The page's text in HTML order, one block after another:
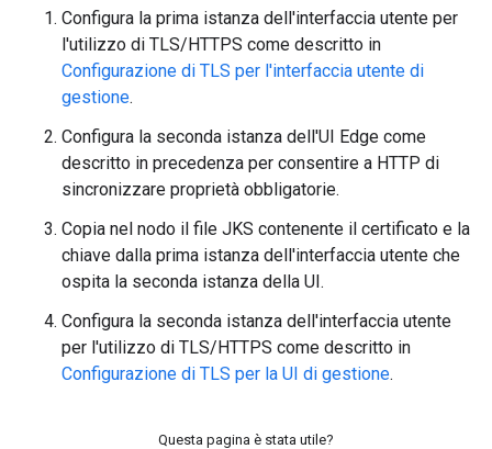
Configura la prima istanza dell'interfaccia utente per
l'utilizzo di TLS/HTTPS come descritto in
Configurazione di TLS per l'interfaccia utente di
gestione.
Configura la seconda istanza dell'UI Edge come
descritto in precedenza per consentire a HTTP di
sincronizzare proprietà obbligatorie.
Copia nel nodo il file JKS contenente il certificato e la
chiave dalla prima istanza dell'interfaccia utente che
ospita la seconda istanza della UI.
Configura la seconda istanza dell'interfaccia utente
per l'utilizzo di TLS/HTTPS come descritto in
Configurazione di TLS per la UI di gestione.
Questa pagina è stata utile?